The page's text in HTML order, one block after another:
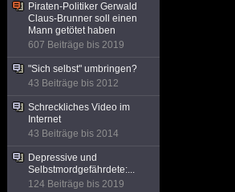
Piraten-Politiker Gerwald
Claus-Brunner soll einen
Mann getötet haben
607 Beiträge bis 2019
"Sich selbst" umbringen?
43 Beiträge bis 2012
Schreckliches Video im
Internet
43 Beiträge bis 2014
Depressive und
Selbstmordgefährdete:...
124 Beiträge bis 2019